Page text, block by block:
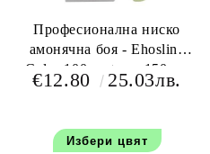
Професионална ниско
амонячна боя - Ehosline
Color 100 мл+oxy 150 мл
€12.80 25.03лв.
Избери цвят